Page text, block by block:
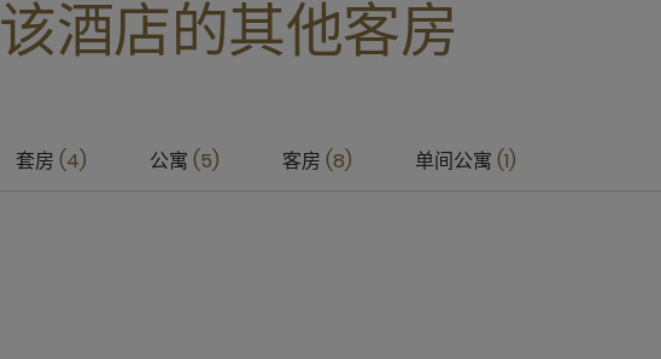
该酒店的其他客房
套房 4 公寓 5 客房 8 单间公寓 1